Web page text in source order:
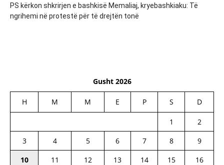
PS kërkon shkrirjen e bashkisë Memaliaj, kryebashkiaku: Të
ngrihemi në protestë për të drejtën tonë
Gusht 2026
H M M E P S D
1
2
3
4 5 6 7 8
9
10
11 12 13 14 15
16